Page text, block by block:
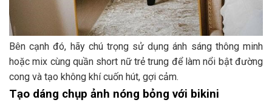
Bên cạnh đó, hãy chú trọng sử dụng ánh sáng thông minh
hoặc mix cùng quần short nữ trẻ trung để làm nổi bật đường
cong và tạo không khí cuốn hút, gợi cảm.
Tạo dáng chụp ảnh nóng bỏng với bikini